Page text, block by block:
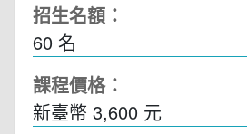
招生名額：
60 名
課程價格：
新臺幣 3,600 元